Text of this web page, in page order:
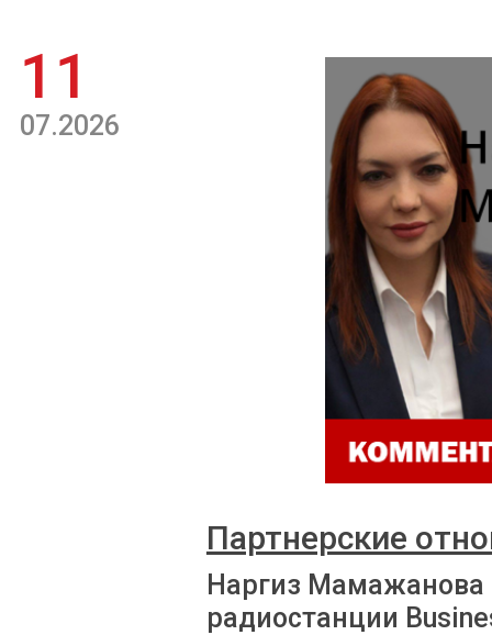
11
07.2026
Партнерские
Наргиз
радиостанции